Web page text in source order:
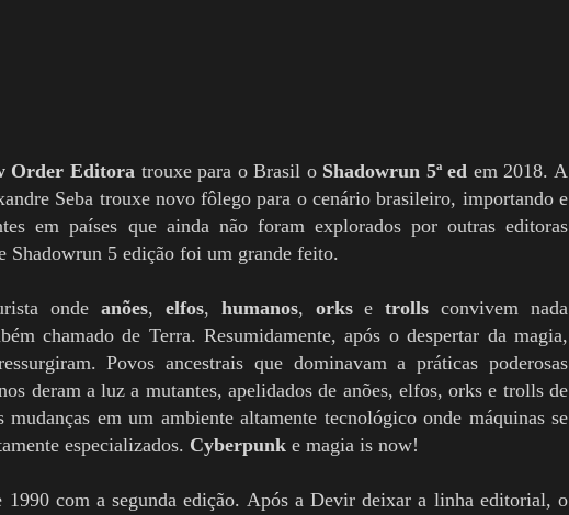
Order Editoratrouxe para o Brasil o Shadowrun 5ª ed em 2018. A
Seba trouxe novo fôlego para o cenário brasileiro, importando e
em países que ainda não foram explorados por outras editoras
Shadowrun 5 edição foi um grande feito.
onde anões, elfos, humanos, orksetrolls convivem nada
chamado de Terra. Resumidamente, após o despertar da magia,
Povos ancestrais que dominavam a práticas poderosas
deram a luz a mutantes, apelidados de anões, elfos, orks e trolls de
em um ambiente altamente tecnológico onde máquinas se
especializados. Cyberpunk e magia is now!
com a segunda edição. Após a Devir deixar a linha editorial, o